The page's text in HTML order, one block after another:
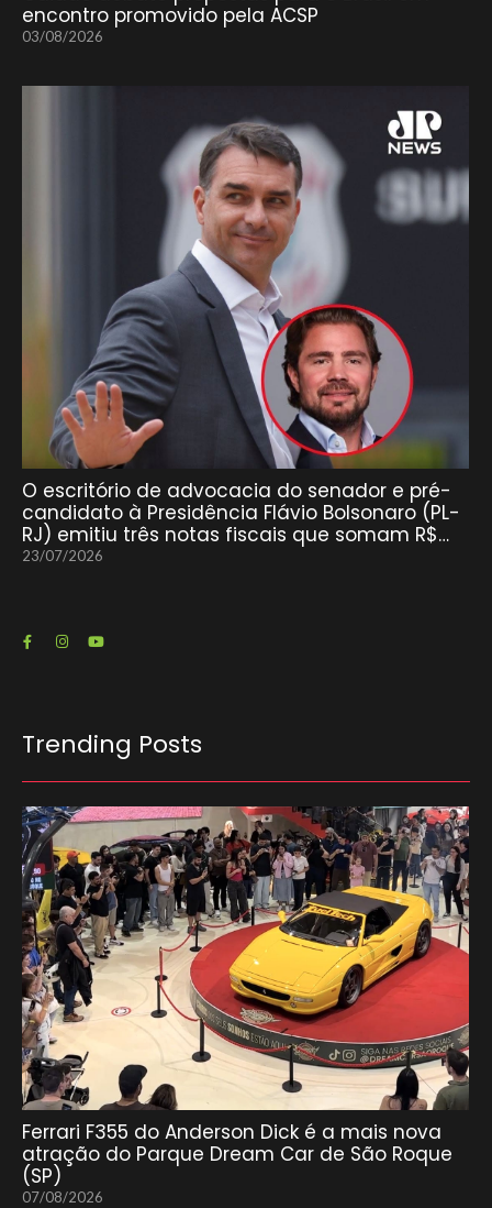
encontro promovido pela ACSP
03/08/2026
O escritório de advocacia do senador e pré-
candidato à Presidência Flávio Bolsonaro (PL-
RJ) emitiu três notas fiscais que somam R$…
23/07/2026
Trending Posts
Ferrari F355 do Anderson Dick é a mais nova
atração do Parque Dream Car de São Roque
(SP)
07/08/2026